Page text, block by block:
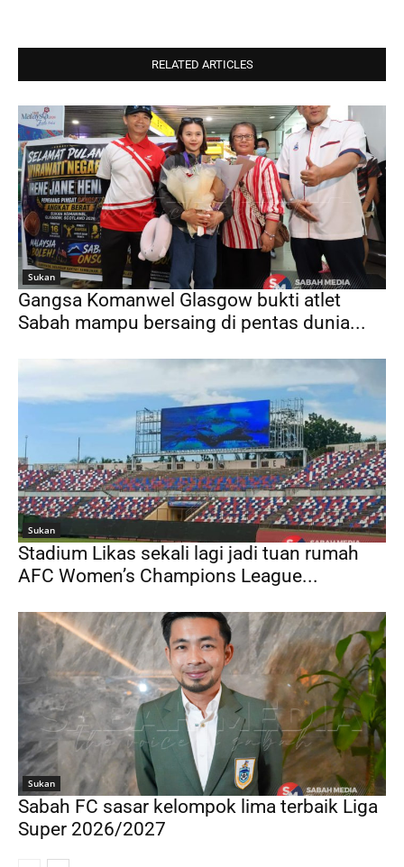
RELATED ARTICLES
Sukan
Gangsa Komanwel Glasgow bukti atlet
Sabah mampu bersaing di pentas dunia...
Sukan
Stadium Likas sekali lagi jadi tuan rumah
AFC Women’s Champions League...
Sukan
Sabah FC sasar kelompok lima terbaik Liga
Super 2026/2027